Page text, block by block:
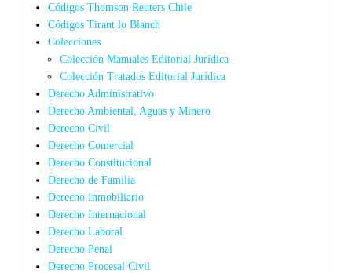
Códigos Thomson Reuters Chile
Códigos Tirant lo Blanch
Colecciones
Colección Manuales Editorial Jurídica
Colección Tratados Editorial Jurídica
Derecho Administrativo
Derecho Ambiental, Aguas y Minero
Derecho Civil
Derecho Comercial
Derecho Constitucional
Derecho de Familia
Derecho Inmobiliario
Derecho Internacional
Derecho Laboral
Derecho Penal
Derecho Procesal Civil